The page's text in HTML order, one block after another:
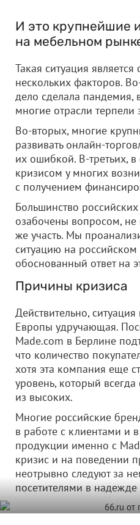
И это крупнейшие
на мебельном
Такая ситуация является
нескольких факторов.
дело сделала пандемия,
многие отрасли терпели
Во-вторых, многие
развивать онлайн-
их ошибкой. В-третьих,
кризисом у многих
с получением
Большинство
озабочены вопросом, не
же участь. Мы
ситуацию на
обоснованный ответ на
Причины кризиса
Действительно,
Европы удручающая.
Made.com в Берлине
что количество
хотя эта компания еще
уровень, который
из высоких.
Многие российские
в работе с клиентами и
продукции именно с
кризис и на поведении
неотрывно следуют за
посетителями в